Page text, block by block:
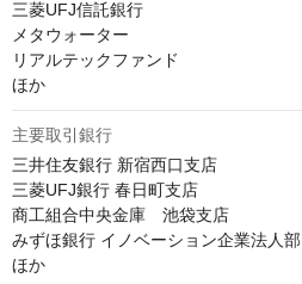
三菱UFJ信託銀行
メタウォーター
リアルテックファンド
ほか
主要取引銀行
三井住友銀行 新宿西口支店
三菱UFJ銀行 春日町支店
商工組合中央金庫　池袋支店
みずほ銀行 イノベーション企業法人部
ほか